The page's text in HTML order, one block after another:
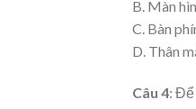
B. Màn
C. Bàn
D. Thân
Câu 4: